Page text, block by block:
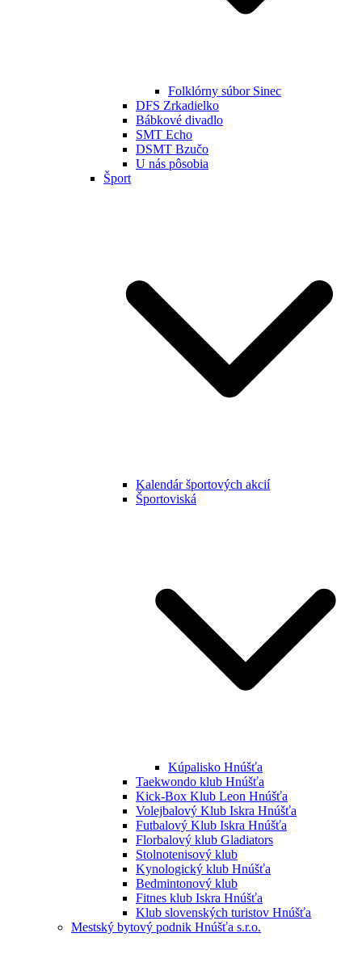
Folklórny súbor Sinec
DFS Zrkadielko
Bábkové divadlo
SMT Echo
DSMT Bzučo
U nás pôsobia
Šport
Kalendár športových akcií
Športoviská
Kúpalisko Hnúšťa
Taekwondo klub Hnúšťa
Kick-Box Klub Leon Hnúšťa
Volejbalový Klub Iskra Hnúšťa
Futbalový Klub Iskra Hnúšťa
Florbalový klub Gladiators
Stolnotenisový klub
Kynologický klub Hnúšťa
Bedmintonový klub
Fitnes klub Iskra Hnúšťa
Klub slovenských turistov Hnúšťa
Mestský bytový podnik Hnúšťa s.r.o.